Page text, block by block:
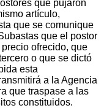
que pujaron
artículo,
que se comunique
que el postor
ofrecido, que
o que se dictó
esta
a la Agencia
que traspase a las
constituidos.